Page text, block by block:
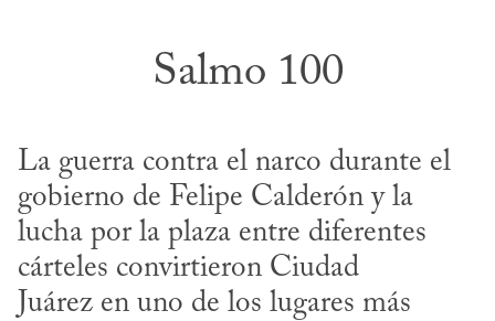
Salmo 100
La guerra contra el narco durante el
gobierno de Felipe Calderón y la
lucha por la plaza entre diferentes
cárteles convirtieron Ciudad
Juárez en uno de los lugares más